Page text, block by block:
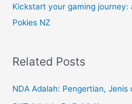
Kickstart your gaming journey:
Pokies NZ
Related Posts
NDA Adalah: Pengertian,